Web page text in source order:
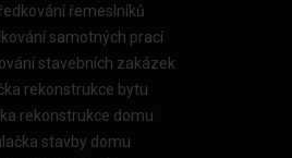
řemeslníků
samotných prací
stavebních zakázek
rekonstrukce bytu
rekonstrukce domu
stavby domu